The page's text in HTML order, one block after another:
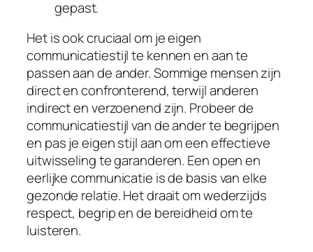
gepast.
Het is ook cruciaal om je eigen
communicatiestijl te kennen en aan te
passen aan de ander. Sommige mensen zijn
direct en confronterend, terwijl anderen
indirect en verzoenend zijn. Probeer de
communicatiestijl van de ander te begrijpen
en pas je eigen stijl aan om een effectieve
uitwisseling te garanderen. Een open en
eerlijke communicatie is de basis van elke
gezonde relatie. Het draait om wederzijds
respect, begrip en de bereidheid om te
luisteren.